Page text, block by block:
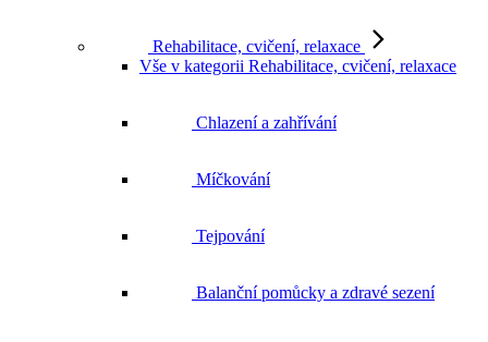
Rehabilitace, cvičení, relaxace
Vše v kategorii Rehabilitace, cvičení, relaxace
Chlazení a zahřívání
Míčkování
Tejpování
Balanční pomůcky a zdravé sezení